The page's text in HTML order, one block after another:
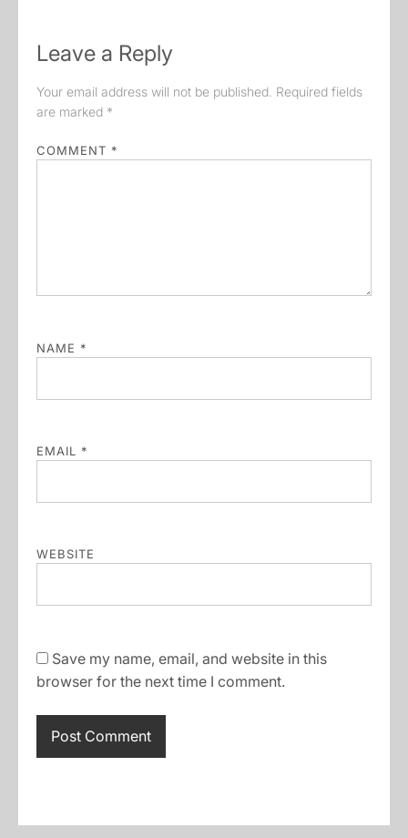
Leave a Reply
Your email address will not be published. Required fields
are marked *
COMMENT *
NAME *
EMAIL *
WEBSITE
Save my name, email, and website in this
browser for the next time I comment.